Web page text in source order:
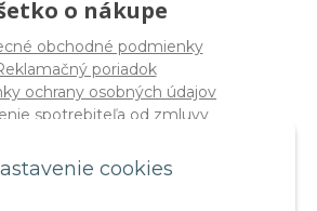
cookies
o nákupe
obchodné podmienky
poriadok
ochrany osobných údajov
spotrebiteľa od zmluvy
O spoločnosti